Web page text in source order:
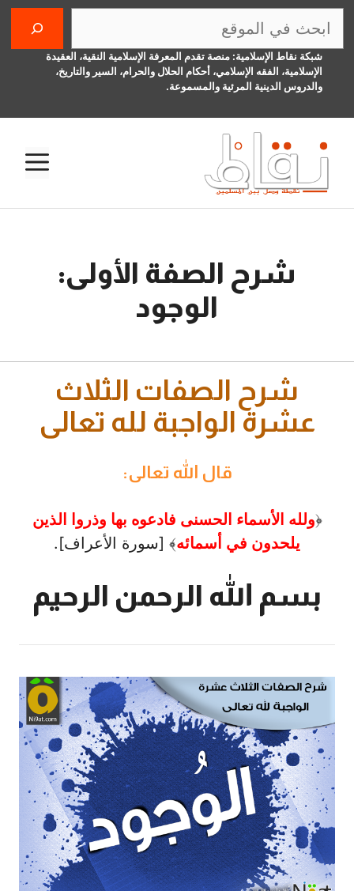
انتقل
المحتوىشبكة نقاط الإسلامية: منصة تقدم المعرفة الإسلامية النقية، العقيدة
الإسلامية، الفقه الإسلامي، أحكام الحلال والحرام، السير والتاريخ،
والدروس الدينية المرئية والمسموعة.
شرح الصفة الأولى:
الوجود
شرح الصفات الثلاث
عشرة الواجبة لله تعالى
قال الله تعالى:
﴿ولله الأسماء الحسنى فادعوه بها وذروا الذين
يلحدون في أسمائه﴾ [سورة الأعراف].
بسم الله الرحمن الرحيم